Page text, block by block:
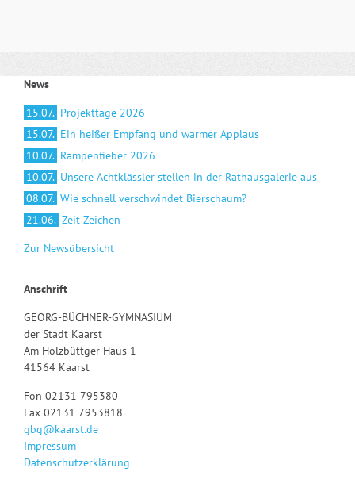
News
15.07. Projekttage 2026
15.07. Ein heißer Empfang und warmer Applaus
10.07. Rampenfieber 2026
10.07. Unsere Achtklässler stellen in der Rathausgalerie aus
08.07. Wie schnell verschwindet Bierschaum?
21.06. Zeit Zeichen
Zur Newsübersicht
Anschrift
GEORG-BÜCHNER-GYMNASIUM
der Stadt Kaarst
Am Holzbüttger Haus 1
41564 Kaarst
Fon 02131 795380
Fax 02131 7953818
gbg@kaarst.de
Impressum
Datenschutzerklärung